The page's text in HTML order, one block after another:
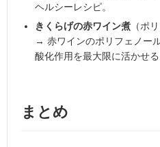
ヘルシーレシピ。
きくらげの赤ワイン煮 （ポ
→ 赤ワインのポリフェノー
酸化作用を最大限に活かせる
まとめ